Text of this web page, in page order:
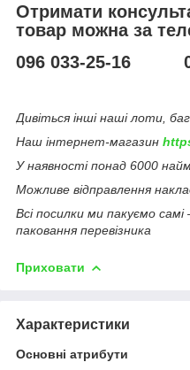
Отримати
товар можна за
096 033-25-16
Дивіться інші наші лоти,
Наш інтернет-магазин
У наявності понад 6000
Можливе відправлення
Всі посилки ми пакуємо
паковання перевізника
Приховати
Характеристики
Основні атрибути